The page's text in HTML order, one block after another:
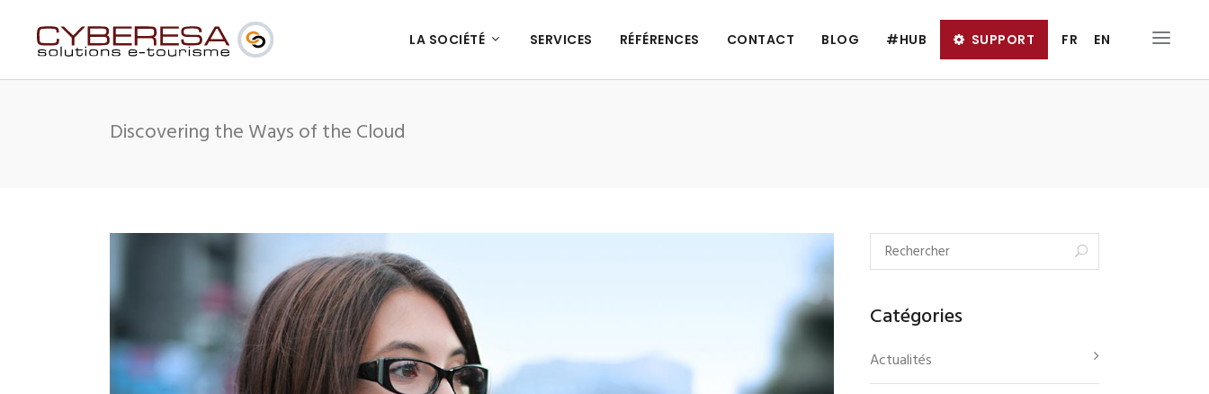
LA SOCIÉTÉ SERVICES RÉFÉRENCES CONTACT BLOG #HUB SUPPORT FR EN
Discovering the Ways of the Cloud
Catégories
Actualités